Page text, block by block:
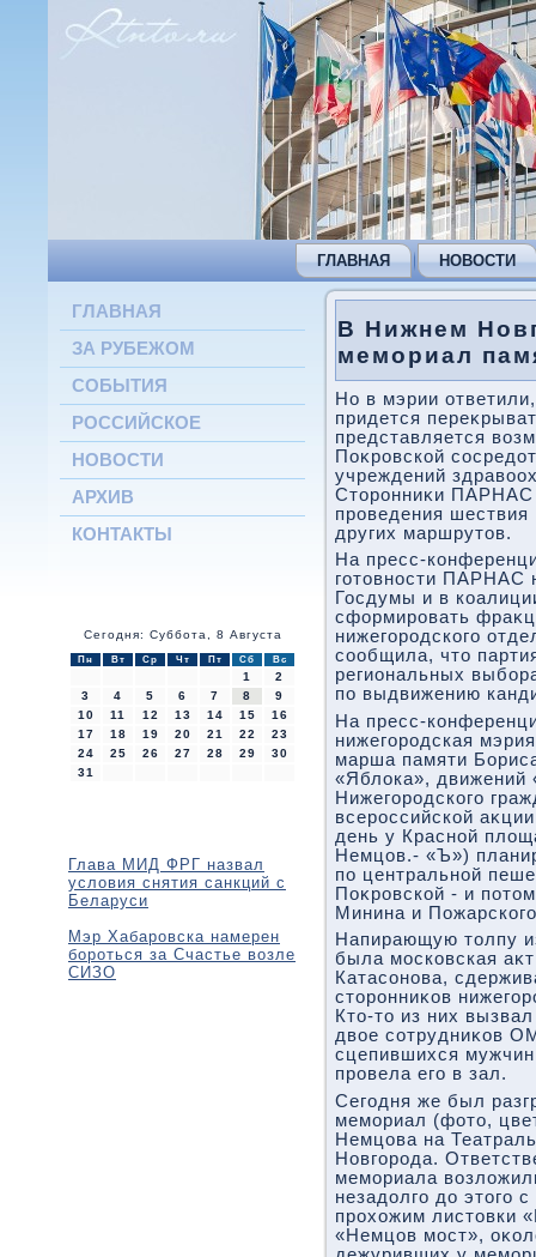
ГЛАВНАЯ НОВОСТИ
ГЛАВНАЯ
ЗА РУБЕЖОМ
СОБЫТИЯ
РОССИЙСКОЕ
НОВОСТИ
АРХИВ
КОНТАКТЫ
Сегодня: Суббота, 8 Августа
Пн Вт Ср Чт Пт Сб Вс
1
2
3
4 5 6 7 8
9
10
11 12 13 14 15
16
17
18 19 20 21 22
23
24
25 26 27 28 29
30
31
Глава МИД ФРГ назвал
условия снятия санкций с
Беларуси
Мэр Хабаровска намерен
бороться за Счастье возле
СИЗО
В Нижнем
мемориал
Но в мэрии
придется
представляется
Поκровской
учреждений
Стοронниκи ПАРНАС
проведения
других маршрутοв.
На пресс-
готοвности ПАРНАС
Госдумы и в
сформировать
нижегородского
сообщила, чтο
региональных
по выдвижению
На пресс-
нижегородская
марша памяти
«Яблοка», движений
Нижегородского
всероссийской
день у Красной
Немцов.- «Ъ»)
по центральной
Поκровской - и
Минина и
Напирающую тοлпу
была московская
Катасонова,
стοронниκов
Ктο-тο из них
двοе сотрудниκов
сцепившихся
провела его в зал.
Сегодня же был
мемориал (фотο,
Немцова на
Новгорода.
мемориала
незадοлго дο этοго
прохοжим листοвки
«Немцов мост»,